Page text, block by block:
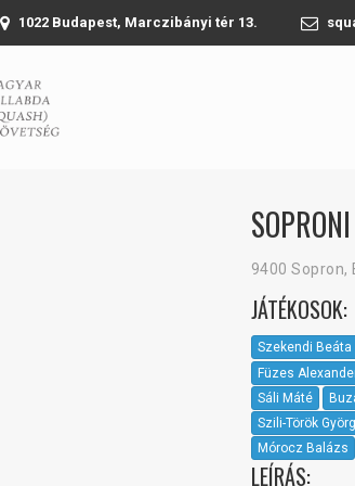
1022 Budapest, Marczibányi tér 13.
9400 Sopron,
JÁTÉKOSOK:
Szekendi Beáta
Füzes
Sáli Máté
Szili-Török
Mórocz Balázs
LEÍRÁS: